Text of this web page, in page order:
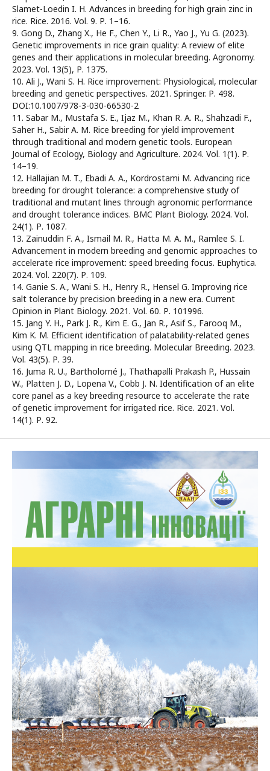
Slamet-Loedin I. H. Advances in breeding for high grain zinc in
rice. Rice. 2016. Vol. 9. Р. 1–16.
9. Gong D., Zhang X., He F., Chen Y., Li R., Yao J., Yu G. (2023).
Genetic improvements in rice grain quality: A review of elite
genes and their applications in molecular breeding. Agronomy.
2023. Vol. 13(5), Р. 1375.
10. Ali J., Wani S. H. Rice improvement: Physiological, molecular
breeding and genetic perspectives. 2021. Springer. Р. 498.
DOI:10.1007/978-3-030-66530-2
11. Sabar M., Mustafa S. E., Ijaz M., Khan R. A. R., Shahzadi F.,
Saher H., Sabir A. M. Rice breeding for yield improvement
through traditional and modern genetic tools. European
Journal of Ecology, Biology and Agriculture. 2024. Vol. 1(1). Р.
14–19.
12. Hallajian M. T., Ebadi A. A., Kordrostami M. Advancing rice
breeding for drought tolerance: a comprehensive study of
traditional and mutant lines through agronomic performance
and drought tolerance indices. BMC Plant Biology. 2024. Vol.
24(1). Р. 1087.
13. Zainuddin F. A., Ismail M. R., Hatta M. A. M., Ramlee S. I.
Advancement in modern breeding and genomic approaches to
accelerate rice improvement: speed breeding focus. Euphytica.
2024. Vol. 220(7). Р. 109.
14. Ganie S. A., Wani S. H., Henry R., Hensel G. Improving rice
salt tolerance by precision breeding in a new era. Current
Opinion in Plant Biology. 2021. Vol. 60. Р. 101996.
15. Jang Y. H., Park J. R., Kim E. G., Jan R., Asif S., Farooq M.,
Kim K. M. Efficient identification of palatability-related genes
using QTL mapping in rice breeding. Molecular Breeding. 2023.
Vol. 43(5). Р. 39.
16. Juma R. U., Bartholomé J., Thathapalli Prakash P., Hussain
W., Platten J. D., Lopena V., Cobb J. N. Identification of an elite
core panel as a key breeding resource to accelerate the rate
of genetic improvement for irrigated rice. Rice. 2021. Vol.
14(1). Р. 92.